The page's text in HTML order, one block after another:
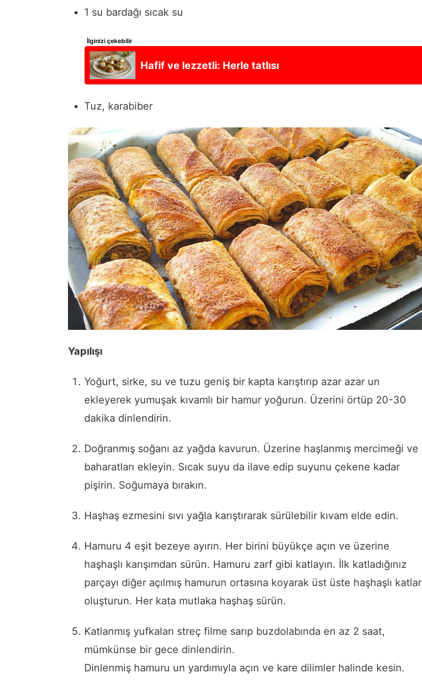
1 su bardağı sıcak su
İlginizi çekebilir
Hafif ve lezzetli: Herle tatlısı
Tuz, karabiber
Yapılışı
Yoğurt, sirke, su ve tuzu geniş bir kapta karıştırıp azar azar un
ekleyerek yumuşak kıvamlı bir hamur yoğurun. Üzerini örtüp 20-30
dakika dinlendirin.
Doğranmış soğanı az yağda kavurun. Üzerine haşlanmış mercimeği ve
baharatları ekleyin. Sıcak suyu da ilave edip suyunu çekene kadar
pişirin. Soğumaya bırakın.
Haşhaş ezmesini sıvı yağla karıştırarak sürülebilir kıvam elde edin.
Hamuru 4 eşit bezeye ayırın. Her birini büyükçe açın ve üzerine
haşhaşlı karışımdan sürün. Hamuru zarf gibi katlayın. İlk katladığınız
parçayı diğer açılmış hamurun ortasına koyarak üst üste haşhaşlı katlar
oluşturun. Her kata mutlaka haşhaş sürün.
Katlanmış yufkaları streç filme sarıp buzdolabında en az 2 saat,
mümkünse bir gece dinlendirin.
Dinlenmiş hamuru un yardımıyla açın ve kare dilimler halinde kesin.